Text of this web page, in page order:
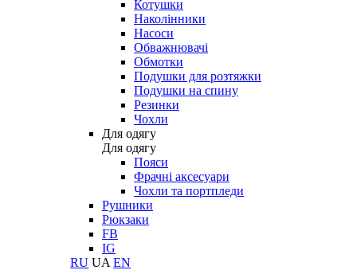
Котушки
Наколінники
Насоси
Обважнювачі
Обмотки
Подушки для розтяжки
Подушки на спину
Резинки
Чохли
Для одягу
Для одягу
Пояси
Фрачні аксесуари
Чохли та портпледи
Рушники
Рюкзаки
FB
IG
RU UA EN